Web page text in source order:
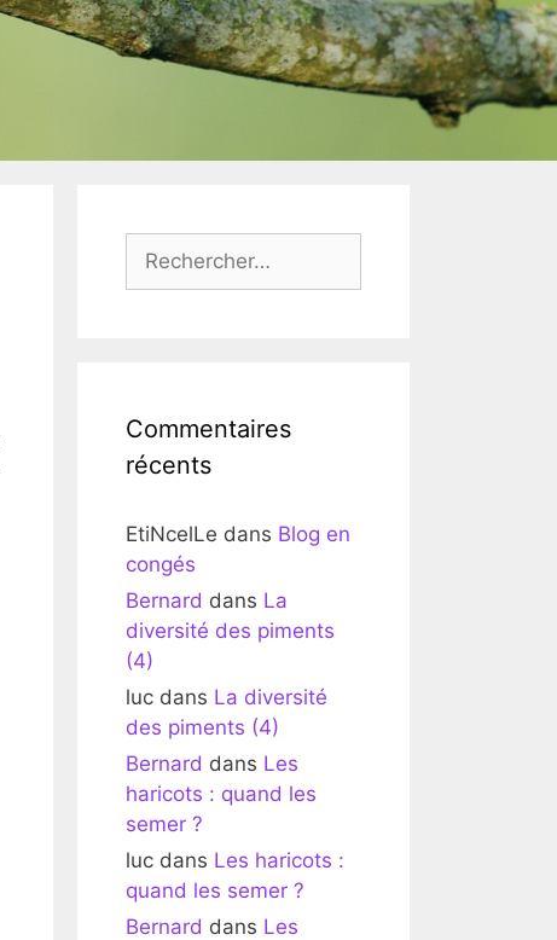
Commentaires
récents
EtiNcelLe dans Blog en
congés
Bernard dans La
diversité des piments
(4)
luc dans La diversité
des piments (4)
Bernard dans Les
haricots : quand les
semer ?
luc dans Les haricots :
quand les semer ?
Bernard dans Les